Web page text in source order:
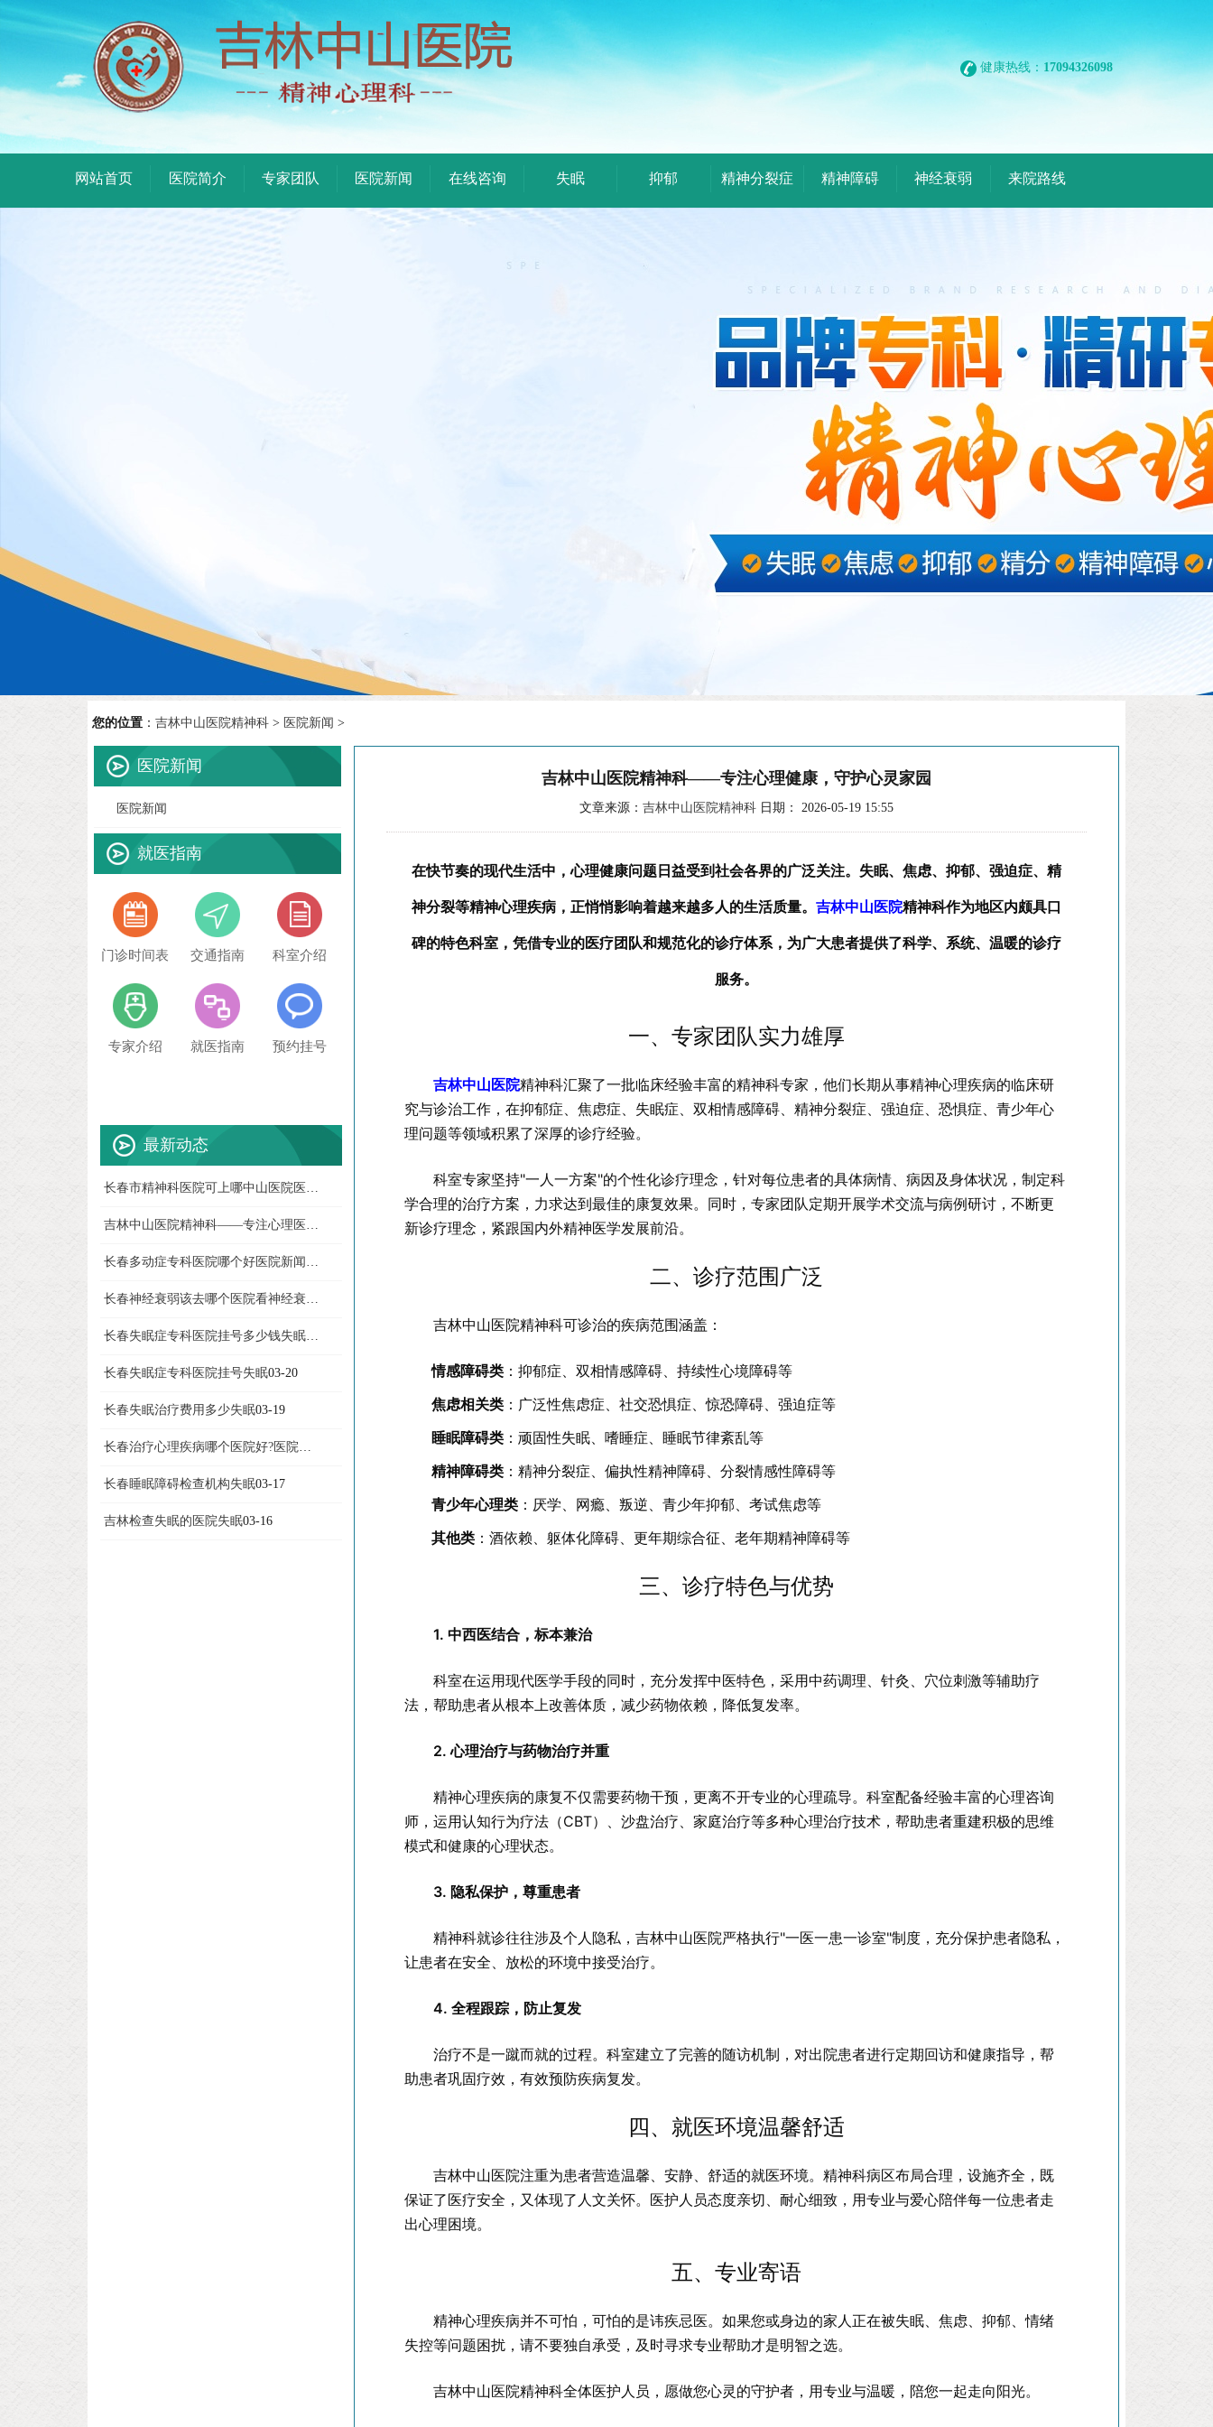
健康热线： 17094326098
网站首页 医院简介 专家团队 医院新闻 在线咨询 失眠 抑郁 精神分裂症 精神障碍 神经衰弱 来院路线
您的位置 ： 吉林中山医院精神科 > 医院新闻 >
医院新闻
医院新闻
就医指南
门诊时间表 交通指南 科室介绍
专家介绍 就医指南 预约挂号
最新动态
长春市精神科医院可上哪中山医院医院新闻
吉林中山医院精神科——专注心理医院新闻
长春多动症专科医院哪个好医院新闻
03-24
长春神经衰弱该去哪个医院看神经衰弱
长春失眠症专科医院挂号多少钱失眠
03-21
长春失眠症专科医院挂号失眠03-20
长春失眠治疗费用多少失眠03-19
长春治疗心理疾病哪个医院好?医院新闻
长春睡眠障碍检查机构失眠03-17
吉林检查失眠的医院失眠03-16
吉林中山医院精神科——专注心理健康，守护心灵家园
文章来源： 吉林中山医院精神科日期： 2026-05-19 15:55
在快节奏的现代生活中，心理健康问题日益受到社会各界的广泛关注。失眠、焦虑、抑郁、强迫症、精
神分裂等精神心理疾病，正悄悄影响着越来越多人的生活质量。 吉林中山医院精神科作为地区内颇具口
碑的特色科室，凭借专业的医疗团队和规范化的诊疗体系，为广大患者提供了科学、系统、温暖的诊疗
服务。
一、专家团队实力雄厚
吉林中山医院精神科汇聚了一批临床经验丰富的精神科专家，他们长期从事精神心理疾病的临床研
究与诊治工作，在抑郁症、焦虑症、失眠症、双相情感障碍、精神分裂症、强迫症、恐惧症、青少年心
理问题等领域积累了深厚的诊疗经验。
科室专家坚持"一人一方案"的个性化诊疗理念，针对每位患者的具体病情、病因及身体状况，制定科
学合理的治疗方案，力求达到最佳的康复效果。同时，专家团队定期开展学术交流与病例研讨，不断更
新诊疗理念，紧跟国内外精神医学发展前沿。
二、诊疗范围广泛
吉林中山医院精神科可诊治的疾病范围涵盖：
情感障碍类 ：抑郁症、双相情感障碍、持续性心境障碍等
焦虑相关类 ：广泛性焦虑症、社交恐惧症、惊恐障碍、强迫症等
睡眠障碍类 ：顽固性失眠、嗜睡症、睡眠节律紊乱等
精神障碍类 ：精神分裂症、偏执性精神障碍、分裂情感性障碍等
青少年心理类 ：厌学、网瘾、叛逆、青少年抑郁、考试焦虑等
其他类 ：酒依赖、躯体化障碍、更年期综合征、老年期精神障碍等
三、诊疗特色与优势
1. 中西医结合，标本兼治
科室在运用现代医学手段的同时，充分发挥中医特色，采用中药调理、针灸、穴位刺激等辅助疗
法，帮助患者从根本上改善体质，减少药物依赖，降低复发率。
2. 心理治疗与药物治疗并重
精神心理疾病的康复不仅需要药物干预，更离不开专业的心理疏导。科室配备经验丰富的心理咨询
师，运用认知行为疗法（CBT）、沙盘治疗、家庭治疗等多种心理治疗技术，帮助患者重建积极的思维
模式和健康的心理状态。
3. 隐私保护，尊重患者
精神科就诊往往涉及个人隐私，吉林中山医院严格执行"一医一患一诊室"制度，充分保护患者隐私，
让患者在安全、放松的环境中接受治疗。
4. 全程跟踪，防止复发
治疗不是一蹴而就的过程。科室建立了完善的随访机制，对出院患者进行定期回访和健康指导，帮
助患者巩固疗效，有效预防疾病复发。
四、就医环境温馨舒适
吉林中山医院注重为患者营造温馨、安静、舒适的就医环境。精神科病区布局合理，设施齐全，既
保证了医疗安全，又体现了人文关怀。医护人员态度亲切、耐心细致，用专业与爱心陪伴每一位患者走
出心理困境。
五、专业寄语
精神心理疾病并不可怕，可怕的是讳疾忌医。如果您或身边的家人正在被失眠、焦虑、抑郁、情绪
失控等问题困扰，请不要独自承受，及时寻求专业帮助才是明智之选。
吉林中山医院精神科全体医护人员，愿做您心灵的守护者，用专业与温暖，陪您一起走向阳光。